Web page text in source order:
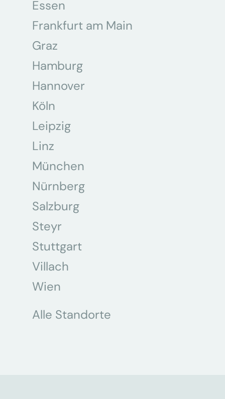
Essen
Frankfurt am Main
Graz
Hamburg
Hannover
Köln
Leipzig
Linz
München
Nürnberg
Salzburg
Steyr
Stuttgart
Villach
Wien
Alle Standorte